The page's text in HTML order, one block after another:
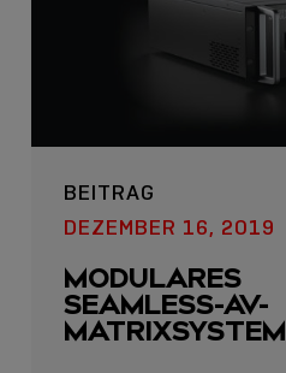
BEITRAG
DEZEMBER 16, 2019
MODULARES
SEAMLESS-AV-
MATRIXSYSTEM